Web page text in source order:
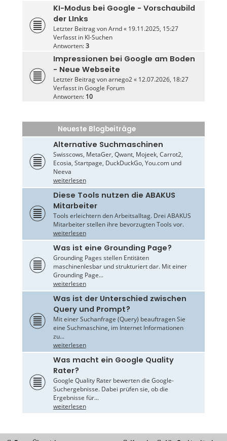
KI-Modus bei Google - Vorschaubild
der LInks
Letzter Beitrag vonArnd« 19.11.2025, 15:27
Verfasst in KI-Suchen
Antworten:3
Impressionen bei Google am Boden
- Neue Webseite
Letzter Beitrag vonarnego2« 12.07.2026, 18:27
Verfasst inGoogle Forum
Antworten: 10
Neueste Blogbeiträge
Alternative Suchmaschinen
Swisscows, MetaGer, Qwant, Mojeek, Carrot2,
Ecosia, Startpage, DuckDuckGo, You.com und
Neeva
weiterlesen
Diese Tools nutzen die ABAKUS
Mitarbeiter
Tools erleichtern den Arbeitsalltag. Drei ABAKUS
Mitarbeiter stellen ihre bevorzugten Tools vor.
weiterlesen
Was ist eine Grounding Page?
Grounding Pages stellen Entitäten
maschinenlesbar und strukturiert dar. Mit einer
Grounding Page...
weiterlesen
Was ist der Unterschied zwischen
Query und Prompt?
Mit einer Suchanfrage (Query) beauftragen Sie
eine Suchmaschine, im Internet Informationen
zu...
weiterlesen
Was macht ein Google Quality
Rater?
Google Quality Rater bewerten die Google-
Suchergebnisse. Dabei prüfen sie, ob die
Ergebnisse für...
weiterlesen